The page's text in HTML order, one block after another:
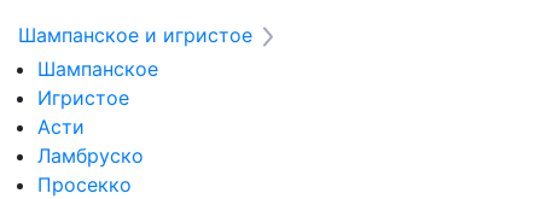
Шампанское и игристое
Шампанское
Игристое
Асти
Ламбруско
Просекко